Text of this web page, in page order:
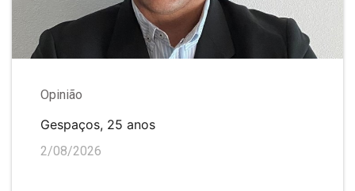
Opinião
Gespaços, 25 anos
2/08/2026